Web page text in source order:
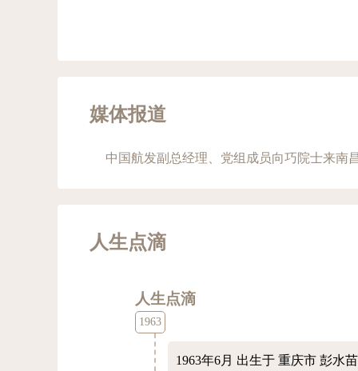
媒体报道
中国航发副总经理、党组成员向巧院士来南
人生点滴
人生点滴
1963
1963年6月 出生于 重庆市 彭水